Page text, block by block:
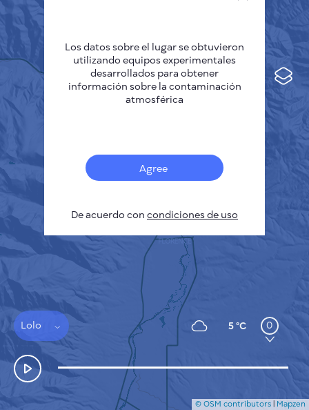
Sensores
Mapa de contaminación
Manchas térmicas
Lolo 5 °C 0
Deutsch
Español
Français
CÓMO FUNCIONA
POLÍTICA DE PRIVACIDAD
CONDICIONES GENERALES
GUÍA DE INSTALACIÓN
CONTACTE CON NOSOTROS
© OSM contributors | Mapzen
Los datos sobre el lugar se obtuvieron
utilizando equipos experimentales
desarrollados para obtener
información sobre la contaminación
atmosférica
Agree
De acuerdo con condiciones de uso